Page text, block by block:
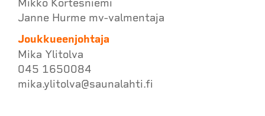
Mikko Kortesniemi
Janne Hurme mv-valmentaja
Joukkueenjohtaja
Mika Ylitolva
045 1650084
mika.ylitolva@saunalahti.fi